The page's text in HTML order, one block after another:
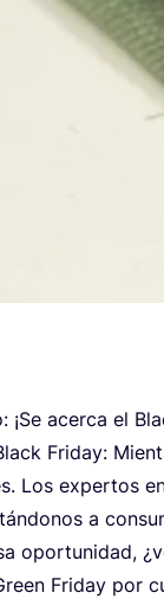
¡Se acer­ca el
Fri­day:
Los exper­tos
a
opor­tu­ni­dad,
Fri­day por